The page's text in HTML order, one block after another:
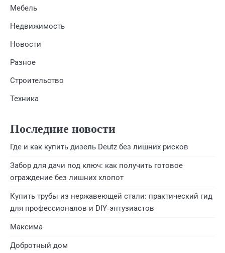
Мебель
Недвижимость
Новости
Разное
Строительство
Техника
Последние новости
Где и как купить дизель Deutz без лишних рисков
Забор для дачи под ключ: как получить готовое
ограждение без лишних хлопот
Купить трубы из нержавеющей стали: практический гид
для профессионалов и DIY‑энтузиастов
Максима
Добротный дом